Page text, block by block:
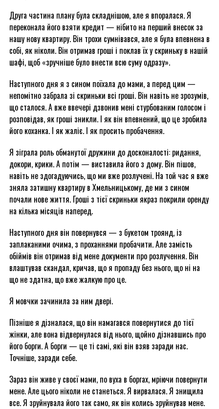
Друга частина плану була складнішою, але я впоралася. Я
переконала його взяти кредит — нібито на перший внесок за
нашу нову квартиру. Він трохи сумнівався, але я була впевнена в
собі, як ніколи. Він отримав гроші і поклав їх у скриньку в нашій
шафі, щоб «зручніше було внести всю суму одразу».
Наступного дня я з сином поїхала до мами, а перед цим —
непомітно забрала зі скриньки всі гроші. Він навіть не зрозумів,
що сталося. А вже ввечері дзвонив мені стурбованим голосом і
розповідав, як гроші зникли. І як він впевнений, що це зробила
його коханка. І як жаліє. І як просить пробачення.
Я зіграла роль обманутої дружини до досконалості: ридання,
докори, крики. А потім — виставила його з дому. Він пішов,
навіть не здогадуючись, що ми вже розлучені. На той час я вже
зняла затишну квартиру в Хмельницькому, де ми з сином
почали нове життя. Гроші з тієї скриньки якраз покрили оренду
на кілька місяців наперед.
Наступного дня він повернувся — з букетом троянд, із
заплаканими очима, з проханнями пробачити. Але замість
обіймів він отримав від мене документи про розлучення. Він
влаштував скандал, кричав, що я пропаду без нього, що ні на
що не здатна, що вже жалкую про це.
Я мовчки зачинила за ним двері.
Пізніше я дізналася, що він намагався повернутися до тієї
жінки, але вона відвернулася від нього, щойно дізнавшись про
його борги. А борги — це ті самі, які він взяв заради нас.
Точніше, заради себе.
Зараз він живе у своєї мами, по вуха в боргах, мріючи повернути
мене. Але цього ніколи не станеться. Я вирвалася. Я знищила
все. Я зруйнувала його так само, як він колись зруйнував мене.